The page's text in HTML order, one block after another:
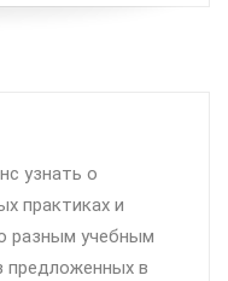
узнать о
практиках и
разным учебным
предложенных в